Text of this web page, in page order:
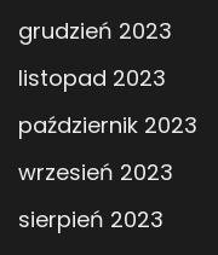
grudzień 2023
listopad 2023
październik 2023
wrzesień 2023
sierpień 2023